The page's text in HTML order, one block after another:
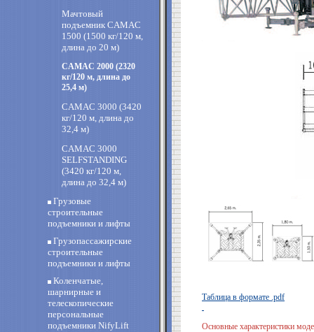
Мачтовый
подъемник CAMAC
1500 (1500 кг/120 м,
длина до 20 м)
CAMAC 2000 (2320
кг/120 м, длина до
25,4 м)
CAMAC 3000 (3420
кг/120 м, длина до
32,4 м)
CAMAC 3000
SELFSTANDING
(3420 кг/120 м,
длина до 32,4 м)
Грузовые
строительные
подъемники и лифты
Грузопассажирские
строительные
подъемники и лифты
Коленчатые,
шарнирные и
телескопические
персональные
подъемники NifyLift
Таблица в формате .pdf
Основные характеристики